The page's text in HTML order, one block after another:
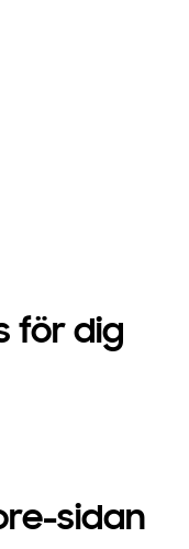
för dig
sidan